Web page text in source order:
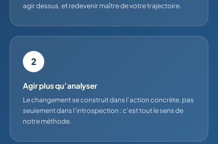
agir dessus, et redevenir maître de votre trajectoire.
2
Agir plus qu’analyser
Le changement se construit dans l’action concrète, pas
seulement dans l’introspection : c’est tout le sens de
notre méthode.